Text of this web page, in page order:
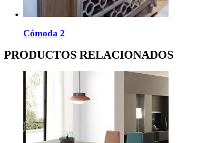
Cómoda 2
PRODUCTOS RELACIONADOS